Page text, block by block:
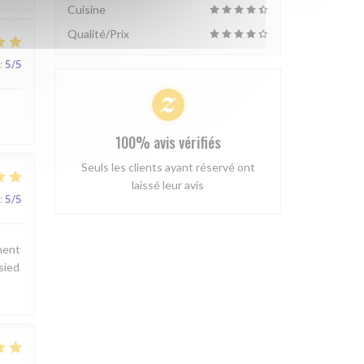
5/5
5/5
Cuisine
Qualité/Prix
100% avis vérifiés
Seuls les clients ayant réservé ont
laissé leur avis